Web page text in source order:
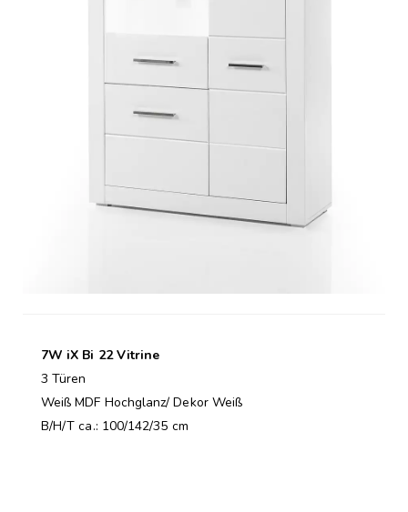
7W iX Bi 22 Vitrine
3 Türen
Weiß MDF Hochglanz/ Dekor Weiß
B/H/T ca.: 100/142/35 cm